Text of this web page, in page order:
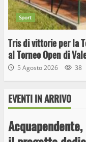
Sport
Tris di vittorie per la
al Torneo Open di
5 Agosto 2026 38
EVENTI IN ARRIVO